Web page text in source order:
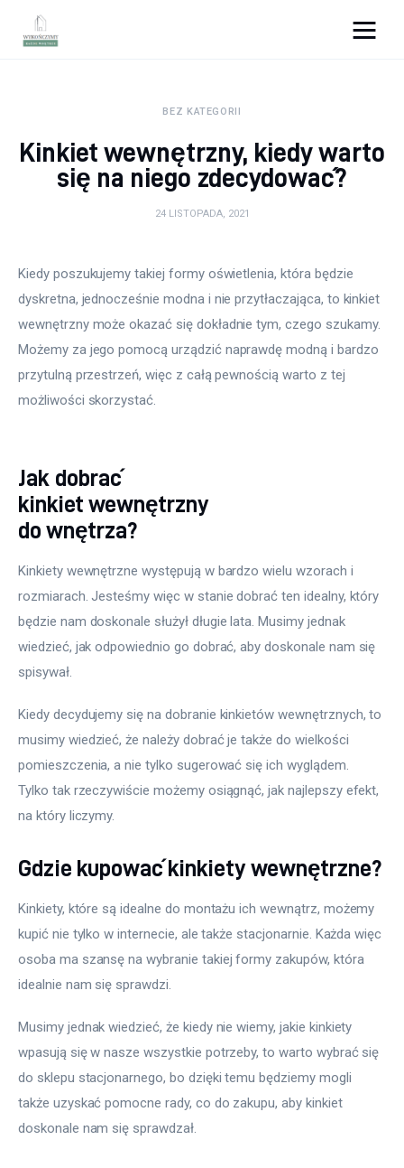
Remont
Salon
Sypialnia
BEZ KATEGORII
Kinkiet wewnętrzny, kiedy warto
się na niego zdecydować?
24 LISTOPADA, 2021
Kiedy poszukujemy takiej formy oświetlenia, która będzie
dyskretna, jednocześnie modna i nie przytłaczająca, to kinkiet
wewnętrzny może okazać się dokładnie tym, czego szukamy.
Możemy za jego pomocą urządzić naprawdę modną i bardzo
przytulną przestrzeń, więc z całą pewnością warto z tej
możliwości skorzystać.
Jak dobrać
kinkiet wewnętrzny
do wnętrza?
Kinkiety wewnętrzne występują w bardzo wielu wzorach i
rozmiarach. Jesteśmy więc w stanie dobrać ten idealny, który
będzie nam doskonale służył długie lata. Musimy jednak
wiedzieć, jak odpowiednio go dobrać, aby doskonale nam się
spisywał.
Kiedy decydujemy się na dobranie kinkietów wewnętrznych, to
musimy wiedzieć, że należy dobrać je także do wielkości
pomieszczenia, a nie tylko sugerować się ich wyglądem.
Tylko tak rzeczywiście możemy osiągnąć, jak najlepszy efekt,
na który liczymy.
Gdzie kupować kinkiety wewnętrzne?
Kinkiety, które są idealne do montażu ich wewnątrz, możemy
kupić nie tylko w internecie, ale także stacjonarnie. Każda więc
osoba ma szansę na wybranie takiej formy zakupów, która
idealnie nam się sprawdzi.
Musimy jednak wiedzieć, że kiedy nie wiemy, jakie kinkiety
wpasują się w nasze wszystkie potrzeby, to warto wybrać się
do sklepu stacjonarnego, bo dzięki temu będziemy mogli
także uzyskać pomocne rady, co do zakupu, aby kinkiet
doskonale nam się sprawdzał.